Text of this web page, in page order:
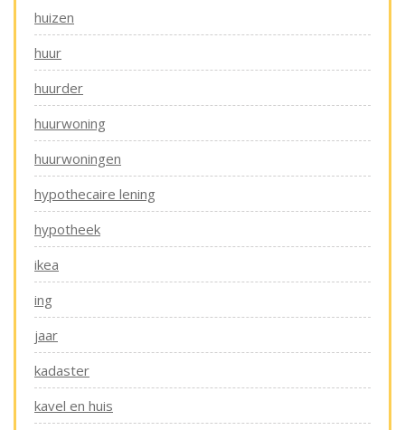
huizen
huur
huurder
huurwoning
huurwoningen
hypothecaire lening
hypotheek
ikea
ing
jaar
kadaster
kavel en huis